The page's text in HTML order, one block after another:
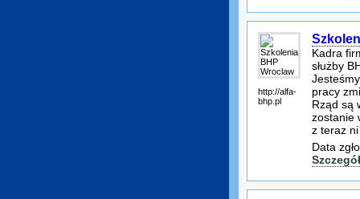
http://alfa-
bhp.pl
Kadra
służby
pracy
Rząd są
zostanie
z teraz ni
Data